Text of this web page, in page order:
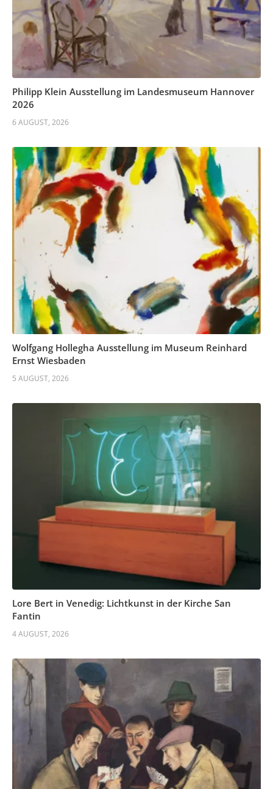
Philipp Klein Ausstellung im Landesmuseum Hannover
2026
6 AUGUST, 2026
Wolfgang Hollegha Ausstellung im Museum Reinhard
Ernst Wiesbaden
5 AUGUST, 2026
Lore Bert in Venedig: Lichtkunst in der Kirche San
Fantin
4 AUGUST, 2026